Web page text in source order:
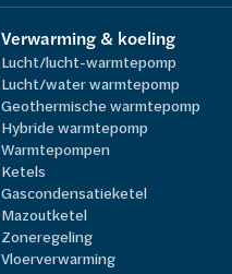
Verwarming & koeling
Lucht/lucht-warmtepomp
Lucht/water warmtepomp
Geothermische warmtepomp
Hybride warmtepomp
Warmtepompen
Ketels
Gascondensatieketel
Mazoutketel
Zoneregeling
Vloerverwarming